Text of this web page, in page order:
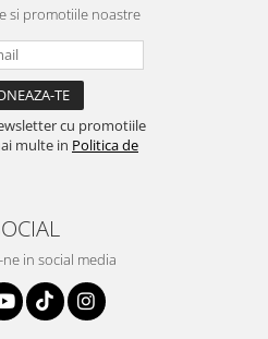
si promotiile noastre
cu promotiile
multe in Politica de
in social media